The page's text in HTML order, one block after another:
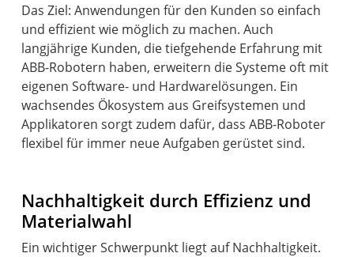
Das Ziel: Anwendungen für den Kunden so einfach
und effizient wie möglich zu machen. Auch
langjährige Kunden, die tiefgehende Erfahrung mit
ABB-Robotern haben, erweitern die Systeme oft mit
eigenen Software- und Hardwarelösungen. Ein
wachsendes Ökosystem aus Greifsystemen und
Applikatoren sorgt zudem dafür, dass ABB-Roboter
flexibel für immer neue Aufgaben gerüstet sind.
Nachhaltigkeit durch Effizienz und
Materialwahl
Ein wichtiger Schwerpunkt liegt auf Nachhaltigkeit.